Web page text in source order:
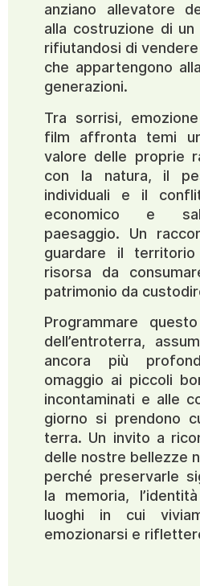
anziano allevatore
alla costruzione di
rifiutandosi di
che appartengono
generazioni.
Tra sorrisi,
film affronta temi
valore delle proprie
con la natura, il
individuali e il
economico e
paesaggio. Un
guardare il
risorsa da
patrimonio da
Programmare
dell’entroterra,
ancora più
omaggio ai piccoli
incontaminati e alle
giorno si prendono
terra. Un invito a
delle nostre bellezze
perché preservarle
la memoria,
luoghi in cui
emozionarsi e